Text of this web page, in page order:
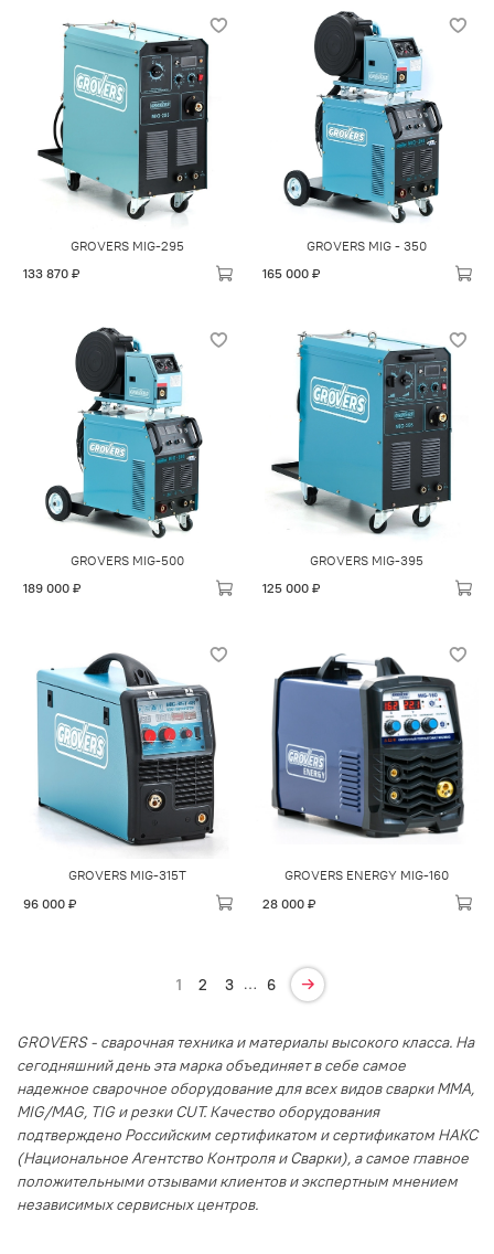
GROVERS MIG-295
133 870 ₽
GROVERS MIG - 350
165 000 ₽
GROVERS MIG-500
189 000 ₽
GROVERS MIG-395
125 000 ₽
GROVERS MIG-315T
96 000 ₽
GROVERS ENERGY MIG-160
28 000 ₽
1 2 3 … 6
GROVERS - сварочная техника и материалы высокого класса. На
сегодняшний день эта марка объединяет в себе самое
надежное сварочное оборудование для всех видов сварки MMA,
MIG/MAG, TIG и резки CUT. Качество оборудования
подтверждено Российским сертификатом и сертификатом НАКС
(Национальное Агентство Контроля и Сварки), а самое главное
положительными отзывами клиентов и экспертным мнением
независимых сервисных центров.